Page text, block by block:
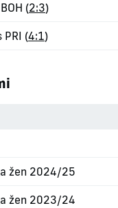
(2:3)
PRI (4:1)
žen 2024/25
žen 2023/24